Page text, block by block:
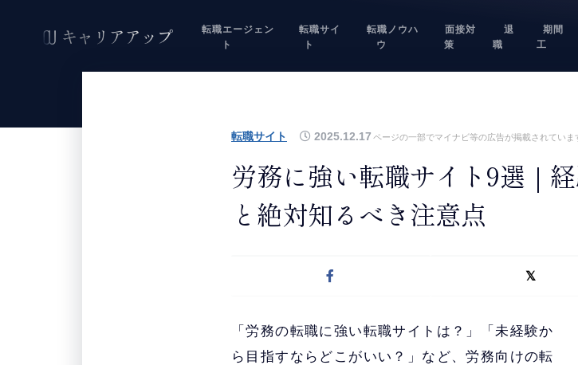
転職エージェン
ト
転職サイ
ト
転職ノウハ
ウ
面接対
策
退
職
期間
工
ページの一部でマイナビ等の広告が掲載されていま
転職サイト 2025.12.17
労務に強い転職サイト9選｜
と絶対知るべき注意点
「労務の転職に強い転職サイトは？」「未経験か
ら目指すならどこがいい？」など、労務向けの転